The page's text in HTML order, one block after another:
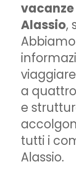
vacanze
Alassio,
a
e
tutti i
Alassio.